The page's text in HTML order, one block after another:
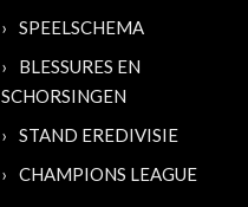
SPEELSCHEMA
BLESSURES EN
SCHORSINGEN
STAND EREDIVISIE
CHAMPIONS LEAGUE